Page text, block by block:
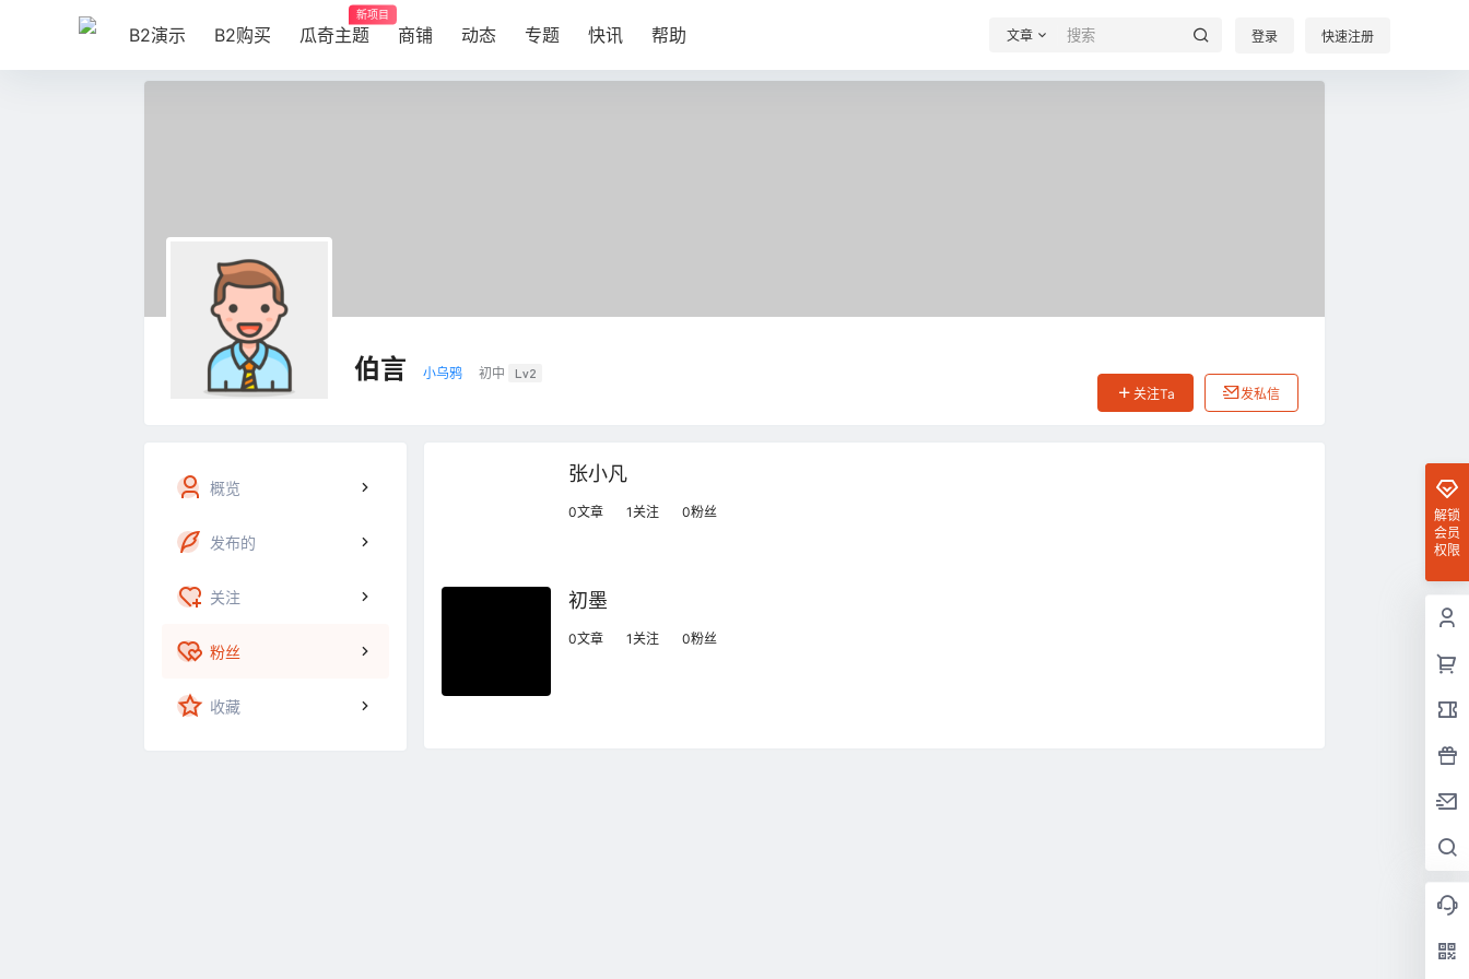
B2演示 B2购买 瓜奇主题
新项目
商铺 动态 专题 快讯 帮助 文章 登录 快速注册
伯言 小乌鸦 初中
Lv2
关注Ta
发私信
概览
发布的
关注
粉丝
收藏
张小凡
0文章 1关注 0粉丝
初墨
0文章 1关注 0粉丝
解锁
会员
权限